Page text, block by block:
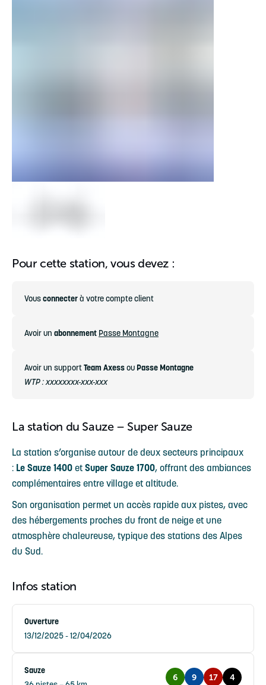
Pour cette station, vous devez :
Vousconnecterà votre compte client
Avoir un abonnement Passe Montagne
Avoir un supportTeam Axessou Passe Montagne
WTP : xxxxxxxx-xxx-xxx
La station du Sauze – Super Sauze
La station s’organise autour de deux secteurs principaux
: Le Sauze 1400 et Super Sauze 1700, offrant des ambiances
complémentaires entre village et altitude.
Son organisation permet un accès rapide aux pistes, avec
des hébergements proches du front de neige et une
atmosphère chaleureuse, typique des stations des Alpes
du Sud.
Infos station
Ouverture
13/12/2025 - 12/04/2026
Sauze
6 9 17 4